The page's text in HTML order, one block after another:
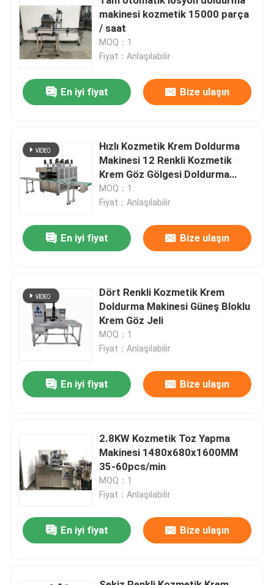
Ana sayfa
VİDEOLAR
Hakkımızda
Fabrika turu
Teklif isteği
Otomatik Dudak Parlaklığı Doldurma Makinesi
Maskara doldurma makinesi
makinesi kozmetik 15000 parça
/ saat
MOQ：1
Fiyat：Anlaşılabilir
En iyi fiyat Bize ulaşın
Hızlı Kozmetik Krem Doldurma
Makinesi 12 Renkli Kozmetik
Krem Göz Gölgesi Doldurma
Makinesi 16.8KW
MOQ：1
Fiyat：Anlaşılabilir
En iyi fiyat Bize ulaşın
Dört Renkli Kozmetik Krem
Doldurma Makinesi Güneş Bloklu
Krem Göz Jeli
MOQ：1
Fiyat：Anlaşılabilir
En iyi fiyat Bize ulaşın
2.8KW Kozmetik Toz Yapma
Makinesi 1480x680x1600MM
35-60pcs/min
MOQ：1
Fiyat：Anlaşılabilir
En iyi fiyat Bize ulaşın